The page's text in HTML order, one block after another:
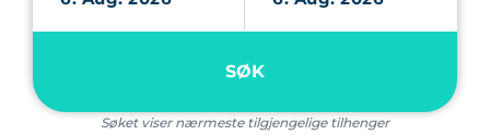
SØK
Søket viser nærmeste tilgjengelige tilhenger